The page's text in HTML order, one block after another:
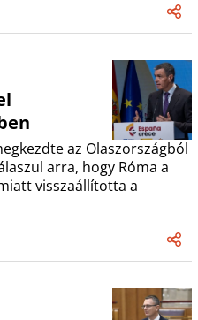
az Olaszországból
arra, hogy Róma a
visszaállította a